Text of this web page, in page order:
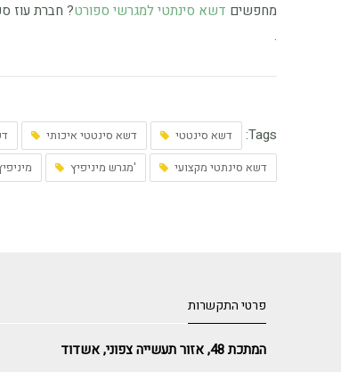
מחפשים דשא סינתטי למגרשי ספורט? חברת עוז
.
Tags: דשא סינטטי דשא סינטטי איכותי
דשא סינתטי מקצועי
מגרש מיניפיץ'
פרטי התקשרות
המתכת 48, אזור תעשייה צפוני, אשדוד